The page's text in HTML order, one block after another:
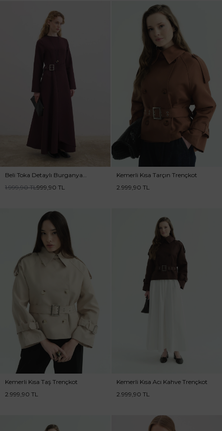
Beli Toka Detaylı Burganya
1.999,90TL999,90 TL
Kemerli Kısa Tarçın Trençkot
2.999,90 TL
Kemerli Kısa Taş Trençkot
2.999,90 TL
Kemerli Kısa Acı Kahve Trençkot
2.999,90 TL